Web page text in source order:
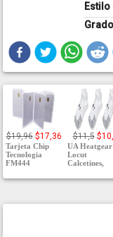
Estilo
$19,96 $17,36
Tarjeta Chip
Tecnologia
FM444
$11,5
UA Heatgear
Locut
Calcetines,